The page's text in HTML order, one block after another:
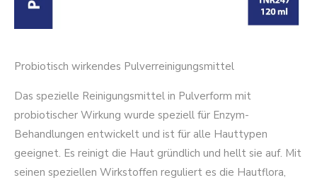
Probiotisch wirkendes Pulverreinigungsmittel
Das spezielle Reinigungsmittel in Pulverform mit
probiotischer Wirkung wurde speziell für Enzym-
Behandlungen entwickelt und ist für alle Hauttypen
geeignet. Es reinigt die Haut gründlich und hellt sie auf. Mit
seinen speziellen Wirkstoffen reguliert es die Hautflora,